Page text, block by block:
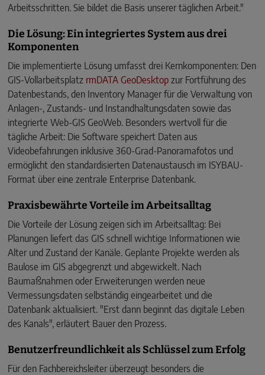
Arbeitsschritten. Sie bildet die Basis unserer täglichen Arbeit."
Die Lösung: Ein integriertes System aus drei
Komponenten
Die implementierte Lösung umfasst drei Kernkomponenten: Den
GIS-Vollarbeitsplatz rmDATA GeoDesktop zur Fortführung des
Datenbestands, den Inventory Manager für die Verwaltung von
Anlagen-, Zustands- und Instandhaltungsdaten sowie das
integrierte Web-GIS GeoWeb. Besonders wertvoll für die
tägliche Arbeit: Die Software speichert Daten aus
Videobefahrungen inklusive 360-Grad-Panoramafotos und
ermöglicht den standardisierten Datenaustausch im ISYBAU-
Format über eine zentrale Enterprise Datenbank.
Praxisbewährte Vorteile im Arbeitsalltag
Die Vorteile der Lösung zeigen sich im Arbeitsalltag: Bei
Planungen liefert das GIS schnell wichtige Informationen wie
Alter und Zustand der Kanäle. Geplante Projekte werden als
Baulose im GIS abgegrenzt und abgewickelt. Nach
Baumaßnahmen oder Erweiterungen werden neue
Vermessungsdaten selbständig eingearbeitet und die
Datenbank aktualisiert. "Erst dann beginnt das digitale Leben
des Kanals", erläutert Bauer den Prozess.
Benutzerfreundlichkeit als Schlüssel zum Erfolg
Für den Fachbereichsleiter überzeugt besonders die